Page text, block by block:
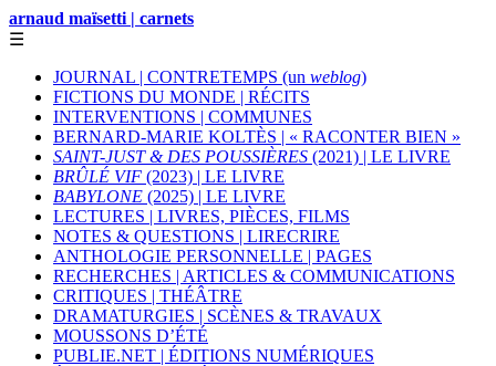
arnaud maïsetti | carnets
☰
JOURNAL | CONTRETEMPS (un weblog)
FICTIONS DU MONDE | RÉCITS
INTERVENTIONS | COMMUNES
BERNARD-MARIE KOLTÈS | « RACONTER BIEN »
SAINT-JUST & DES POUSSIÈRES (2021) | LE LIVRE
BRÛLÉ VIF (2023) | LE LIVRE
BABYLONE (2025) | LE LIVRE
LECTURES | LIVRES, PIÈCES, FILMS
NOTES & QUESTIONS | LIRECRIRE
ANTHOLOGIE PERSONNELLE | PAGES
RECHERCHES | ARTICLES & COMMUNICATIONS
CRITIQUES | THÉÂTRE
DRAMATURGIES | SCÈNES & TRAVAUX
MOUSSONS D’ÉTÉ
PUBLIE.NET | ÉDITIONS NUMÉRIQUES